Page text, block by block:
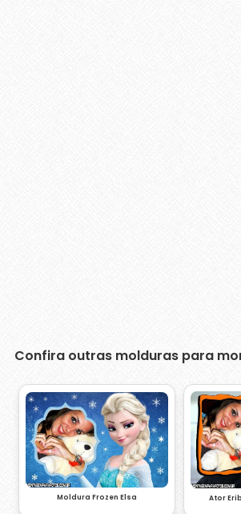
Confira outras molduras para
Moldura Frozen Elsa Ator